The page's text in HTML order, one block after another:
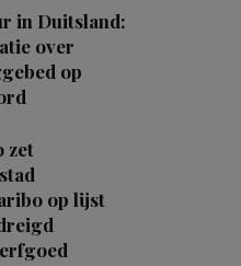
in Duitsland:
over
op
zet
op lijst